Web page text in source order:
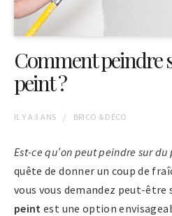
Comment peindre
peint ?
IL Y A3 ANS BRICO & DÉCO
Est-ce qu’on peut peindre sur
quête de donner un coup de
vous vous demandez peut-être
peint est une option